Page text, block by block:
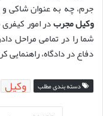
جرم، چه به عنوان شاکی
وکیل مجربدر امور
شما را در تمامی مراحل
دفاع در دادگاه،
دسته بندی مطلب وکیل